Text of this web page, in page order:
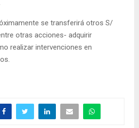
se transferirá otros S/
otras acciones- adquirir
realizar intervenciones en